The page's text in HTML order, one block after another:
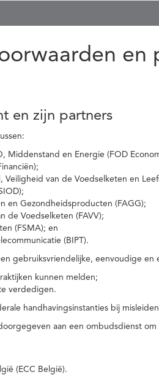
en
en zijn partners
Middenstand en Energie (FOD
van de Voedselketen en
en Gezondheidsproducten (FAGG);
de Voedselketen (FAVV);
(FSMA); en
(BIPT).
gebruiksvriendelijke, eenvoudige
kunnen melden;
verdedigen.
handhavingsinstanties bij
aan een ombudsdienst
(ECC België).